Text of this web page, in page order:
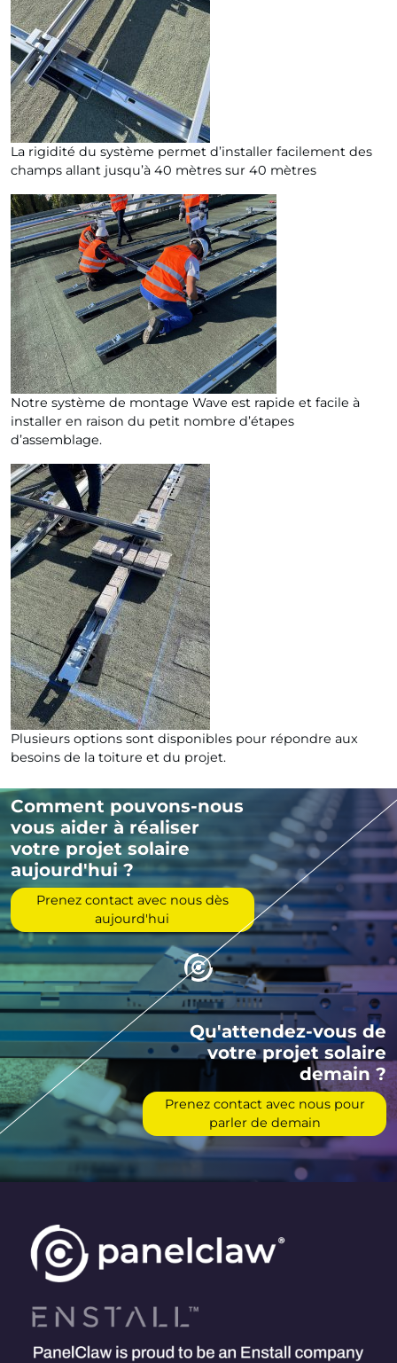
La rigidité du système permet d’installer facilement des
champs allant jusqu’à 40 mètres sur 40 mètres
Notre système de montage Wave est rapide et facile à
installer en raison du petit nombre d’étapes
d’assemblage.
Plusieurs options sont disponibles pour répondre aux
besoins de la toiture et du projet.
Comment pouvons-nous
vous aider à réaliser
votre projet solaire
aujourd'hui ?
Prenez contact avec nous dès
aujourd'hui
Qu'attendez-vous de
votre projet solaire
demain ?
Prenez contact avec nous pour
parler de demain